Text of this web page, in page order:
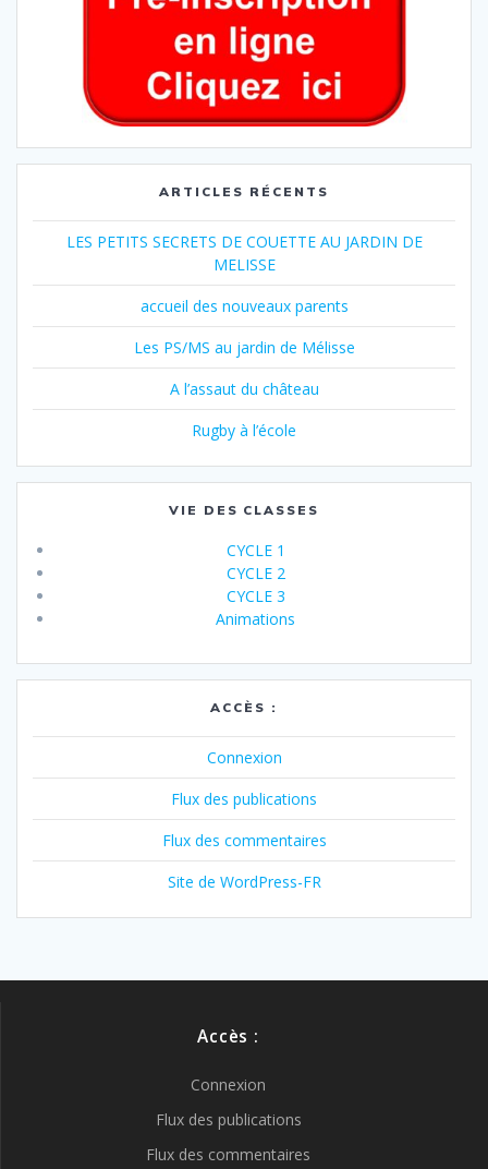
ARTICLES RÉCENTS
LES PETITS SECRETS DE COUETTE AU JARDIN DE
MELISSE
accueil des nouveaux parents
Les PS/MS au jardin de Mélisse
A l’assaut du château
Rugby à l’école
VIE DES CLASSES
CYCLE 1
CYCLE 2
CYCLE 3
Animations
ACCÈS :
Connexion
Flux des publications
Flux des commentaires
Site de WordPress-FR
Accès :
Connexion
Flux des publications
Flux des commentaires